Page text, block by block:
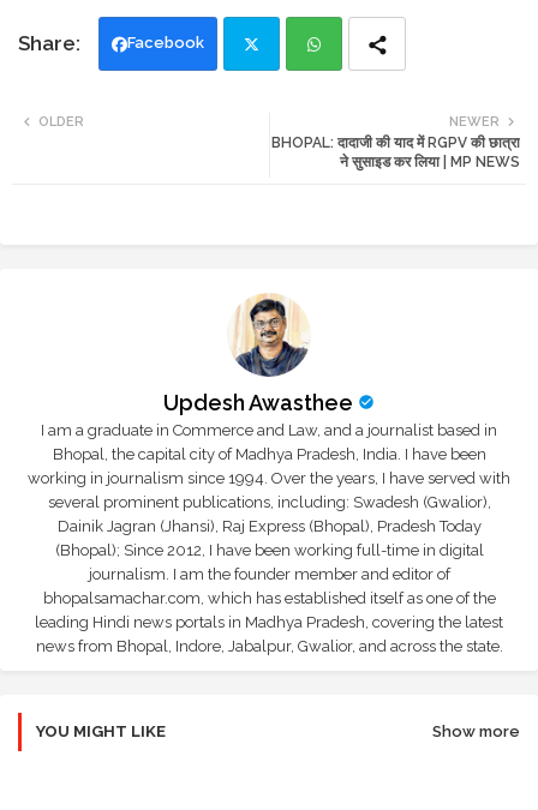
Facebook
ats
NEWER
BHOPAL: दादाजी की याद में RGPV की छात्रा
ने सुसाइड कर लिया | MP NEWS
OLDER
Updesh Awasthee
I am a graduate in Commerce and Law, and a journalist based in
Bhopal, the capital city of Madhya Pradesh, India. I have been
working in journalism since 1994. Over the years, I have served with
several prominent publications, including: Swadesh (Gwalior),
Dainik Jagran (Jhansi), Raj Express (Bhopal), Pradesh Today
(Bhopal); Since 2012, I have been working full-time in digital
journalism. I am the founder member and editor of
bhopalsamachar.com, which has established itself as one of the
leading Hindi news portals in Madhya Pradesh, covering the latest
news from Bhopal, Indore, Jabalpur, Gwalior, and across the state.
YOU MIGHT LIKE Show more